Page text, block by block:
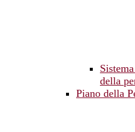
della
Piano della